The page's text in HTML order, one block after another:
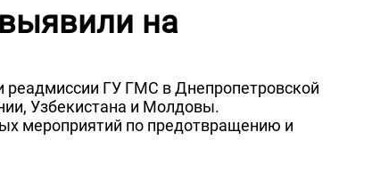
на
реадмиссии ГУ ГМС в Днепропетровской
Узбекистана и Молдовы.
мероприятий по предотвращению и